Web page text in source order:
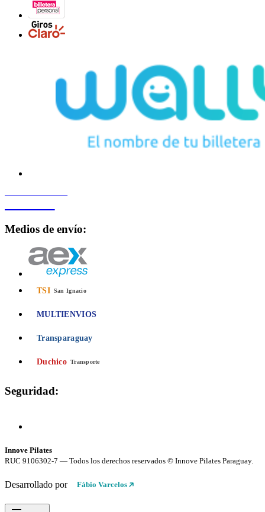
Medios de envío:
TSI San Ignacio
MULTIENVIOS
Transparaguay
Duchico Transporte
Seguridad:
Innove Pilates
RUC 9106302-7 — Todos los derechos reservados © Innove Pilates Paraguay.
Desarrollado por Fábio Varcelos